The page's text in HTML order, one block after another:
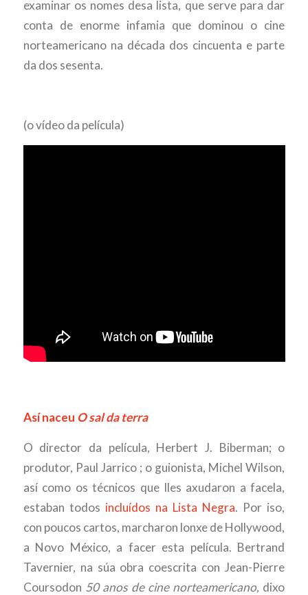
examinar os nomes desa lista, que serve para dar
conta de enorme infamia que dominou o cine
norteamericano na década dos cincuenta e parte
da dos sesenta.
(o vídeo da película)
Así naceu O sal da terra
O director da película, Herbert J. Biberman; o
produtor, Paul Jarrico ; o guionista, Michel Wilson,
así como os técnicos que lles axudaron a facela,
estaban todos incluídos na Lista Negra. Por iso,
con poucos cartos, marcharon lonxe de Hollywood,
a Novo México, a facer esta película. Bertrand
Tavernier, na súa obra coescrita con Jean-Pierre
Coursodon 50 anos de cine norteamericano, dixo